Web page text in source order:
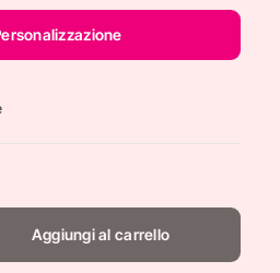
Aggiungi al carrello